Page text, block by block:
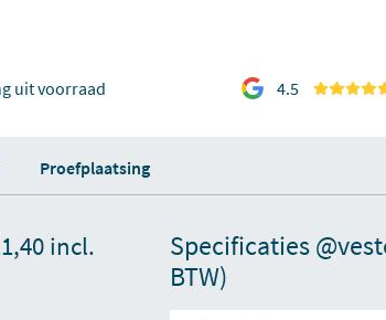
uit voorraad 4.5
Proefplaatsing
incl.
Specificaties
BTW)